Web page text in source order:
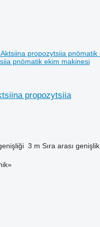
pnömatik ekim makinesi
propozytsiia
3 m Sıra arası genişlik